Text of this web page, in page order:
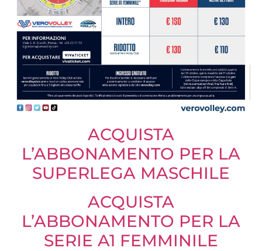
ACQUISTA
L’ABBONAMENTO PER LA
SUPERLEGA MASCHILE
ACQUISTA
L’ABBONAMENTO PER LA
SERIE A1 FEMMINILE